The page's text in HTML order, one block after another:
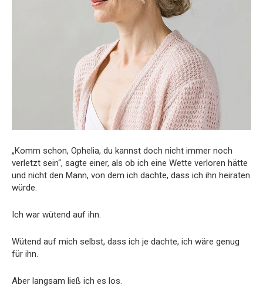
„Komm schon, Ophelia, du kannst doch nicht immer noch
verletzt sein“, sagte einer, als ob ich eine Wette verloren hätte
und nicht den Mann, von dem ich dachte, dass ich ihn heiraten
würde.
Ich war wütend auf ihn.
Wütend auf mich selbst, dass ich je dachte, ich wäre genug
für ihn.
Aber langsam ließ ich es los.